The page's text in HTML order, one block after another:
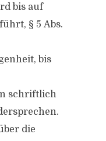
bis auf
§ 5 Abs.
bis
schriftlich
die